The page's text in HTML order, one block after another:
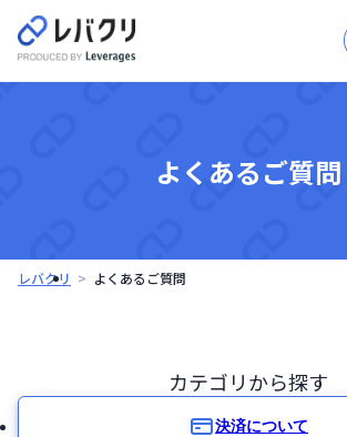
よくあるご質問
レバクリ よくあるご質問
カテゴリから探す
決済について